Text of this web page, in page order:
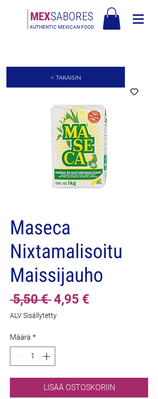
MEXSABORES
AUTHENTIC MEXICAN FOOD
Maseca
Nixtamalisoitu
Maissijauho
5,50 € Normaali
hinta
4,95 €
ALV Sisällytetty
Määrä *
LISÄÄ OSTOSKORIIN
< TAKAISIN